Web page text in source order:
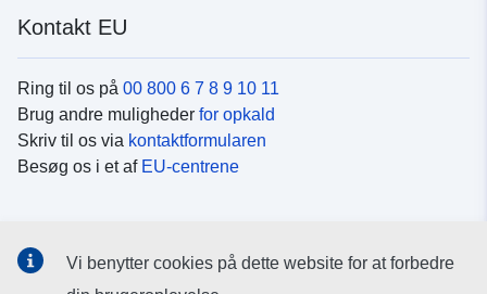
Kontakt EU
Ring til os på 00 800 6 7 8 9 10 11
Brug andre muligheder for opkald
Skriv til os via kontaktformularen
Besøg os i et af EU-centrene
Vi benytter cookies på dette website for at forbedre